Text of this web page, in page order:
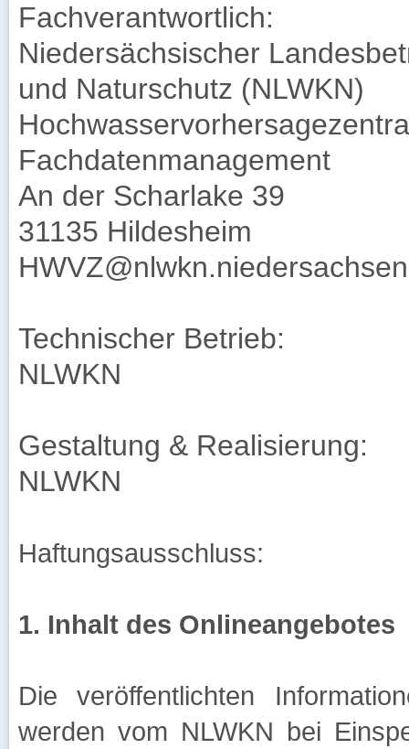
Fachverantwortlich:
Niedersächsischer
und Naturschutz (NLWKN)
Fachdatenmanagement
An der Scharlake 39
31135 Hildesheim
Technischer Betrieb:
NLWKN
Gestaltung & Realisierung:
NLWKN
Haftungsausschluss:
1. Inhalt des Onlineangebotes
Die veröffentlichten
werden vom NLWKN bei